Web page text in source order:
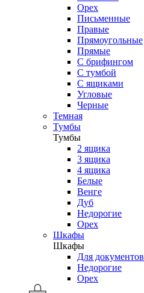
Орех
Письменные
Правые
Прямоугольные
Прямые
С брифингом
С тумбой
С ящиками
Угловые
Черные
Темная
Тумбы
Тумбы
2 ящика
3 ящика
4 ящика
Белые
Венге
Дуб
Недорогие
Орех
Шкафы
Шкафы
Для документов
Недорогие
Орех